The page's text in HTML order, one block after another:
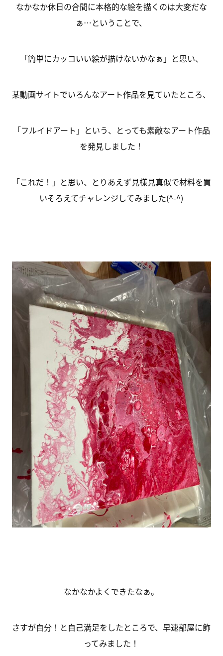
なかなか休日の合間に本格的な絵を描くのは大変だな
ぁ…ということで、
「簡単にカッコいい絵が描けないかなぁ」と思い、
某動画サイトでいろんなアート作品を見ていたところ、
「フルイドアート」という、とっても素敵なアート作品
を発見しました！
「これだ！」と思い、とりあえず見様見真似で材料を買
いそろえてチャレンジしてみました(^-^)
なかなかよくできたなぁ。
さすが自分！と自己満足をしたところで、早速部屋に飾
ってみました！